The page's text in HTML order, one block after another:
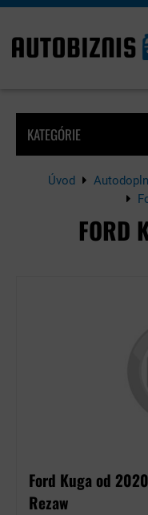
Úvod
FORD
KATEGÓRIE
Ford Kuga od
Rezaw